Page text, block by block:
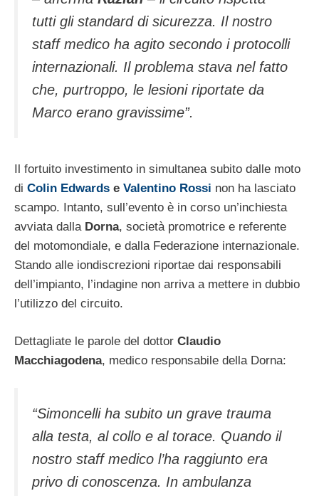
tutti gli standard di sicurezza. Il nostro
staff medico ha agito secondo i protocolli
internazionali. Il problema stava nel fatto
che, purtroppo, le lesioni riportate da
Marco erano gravissime”.
Il fortuito investimento in simultanea subito dalle moto
di Colin Edwards e Valentino Rossi non ha lasciato
scampo. Intanto, sull’evento è in corso un’inchiesta
avviata dalla Dorna, società promotrice e referente
del motomondiale, e dalla Federazione internazionale.
Stando alle iondiscrezioni riportae dai responsabili
dell’impianto, l’indagine non arriva a mettere in dubbio
l’utilizzo del circuito.
Dettagliate le parole del dottor Claudio
Macchiagodena, medico responsabile della Dorna:
“Simoncelli ha subito un grave trauma
alla testa, al collo e al torace. Quando il
nostro staff medico l’ha raggiunto era
privo di conoscenza. In ambulanza